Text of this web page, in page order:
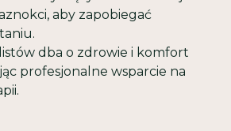
aby zapobiegać
dba o zdrowie i komfort
profesjonalne wsparcie na